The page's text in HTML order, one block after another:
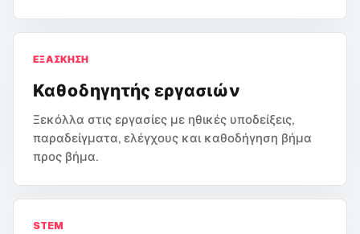
ΕΞΆΣΚΗΣΗ
Καθοδηγητής εργασιών
Ξεκόλλα στις εργασίες με ηθικές υποδείξεις,
παραδείγματα, ελέγχους και καθοδήγηση βήμα
προς βήμα.
STEM